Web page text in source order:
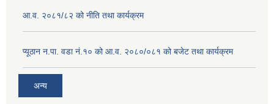
आ.व. २०८१/८२ को नीति तथा कार्यक्रम
प्यूठान न.पा. वडा नं.१० को आ.व. २०८०/०८१ को बजेट तथा कार्यक्रम
अन्य